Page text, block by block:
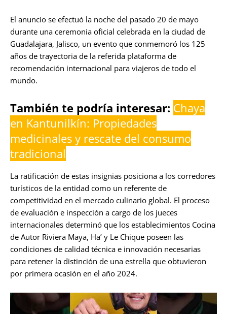
El anuncio se efectuó la noche del pasado 20 de mayo
durante una ceremonia oficial celebrada en la ciudad de
Guadalajara, Jalisco, un evento que conmemoró los 125
años de trayectoria de la referida plataforma de
recomendación internacional para viajeros de todo el
mundo.
También te podría interesar: Chaya
en Kantunilkín: Propiedades
medicinales y rescate del consumo
tradicional
La ratificación de estas insignias posiciona a los corredores
turísticos de la entidad como un referente de
competitividad en el mercado culinario global. El proceso
de evaluación e inspección a cargo de los jueces
internacionales determinó que los establecimientos Cocina
de Autor Riviera Maya, Ha’ y Le Chique poseen las
condiciones de calidad técnica e innovación necesarias
para retener la distinción de una estrella que obtuvieron
por primera ocasión en el año 2024.